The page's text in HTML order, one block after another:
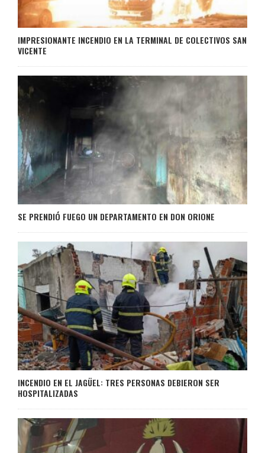
IMPRESIONANTE INCENDIO EN LA TERMINAL DE COLECTIVOS SAN
VICENTE
SE PRENDIÓ FUEGO UN DEPARTAMENTO EN DON ORIONE
INCENDIO EN EL JAGÜEL: TRES PERSONAS DEBIERON SER
HOSPITALIZADAS